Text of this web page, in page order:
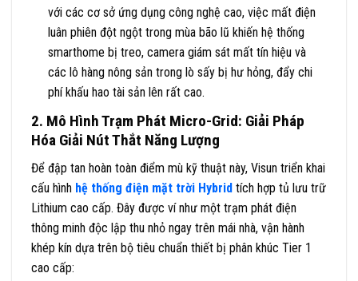
với các cơ sở ứng dụng công nghệ cao, việc mất điện
luân phiên đột ngột trong mùa bão lũ khiến hệ thống
smarthome bị treo, camera giám sát mất tín hiệu và
các lô hàng nông sản trong lò sấy bị hư hỏng, đẩy chi
phí khấu hao tài sản lên rất cao.
2. Mô Hình Trạm Phát Micro-Grid: Giải Pháp
Hóa Giải Nút Thắt Năng Lượng
Để đập tan hoàn toàn điểm mù kỹ thuật này, Visun triển khai
cấu hình hệ thống điện mặt trời Hybrid tích hợp tủ lưu trữ
Lithium cao cấp. Đây được ví như một trạm phát điện
thông minh độc lập thu nhỏ ngay trên mái nhà, vận hành
khép kín dựa trên bộ tiêu chuẩn thiết bị phân khúc Tier 1
cao cấp: